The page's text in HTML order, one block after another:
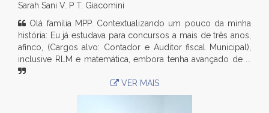
Sarah Sani V. P T. Giacomini
Olá família MPP. Contextualizando um pouco da minha
história: Eu já estudava para concursos a mais de três anos,
afinco, (Cargos alvo: Contador e Auditor fiscal Municipal),
inclusive RLM e matemática, embora tenha avançado de ...
VER MAIS